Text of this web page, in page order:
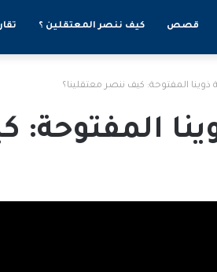
قصص كيف ننصر المعتقلين ؟
المفتوحة: كيف ننصر معتقلينا؟
المفتوحة: